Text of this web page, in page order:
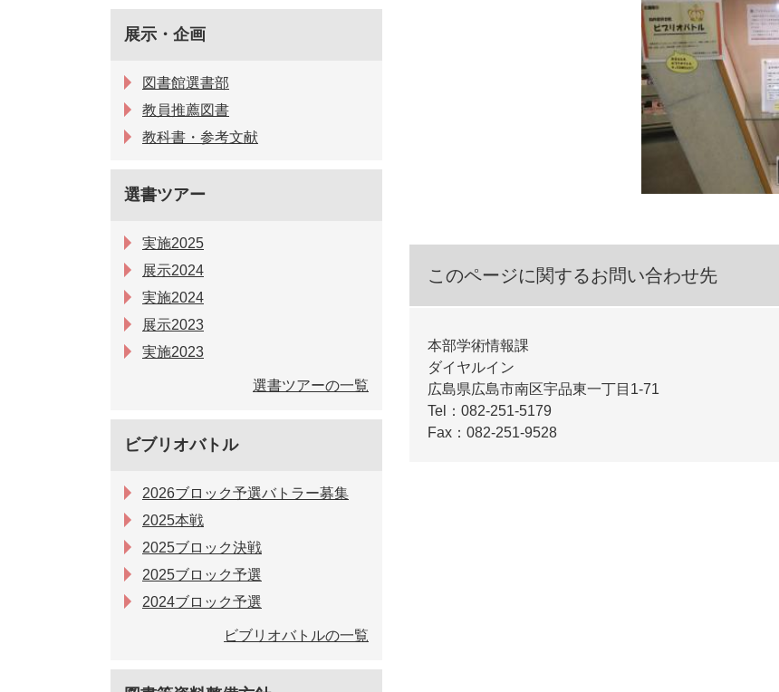
このページに関するお問い合わせ先
本部学術情報課
ダイヤルイン
広島県広島市南区宇品東一丁目1-71
Tel：082-251-5179
Fax：082-251-9528
展示・企画
図書館選書部
教員推薦図書
教科書・参考文献
選書ツアー
実施2025
展示2024
実施2024
展示2023
実施2023
選書ツアーの一覧
ビブリオバトル
2026ブロック予選バトラー募集
2025本戦
2025ブロック決戦
2025ブロック予選
2024ブロック予選
ビブリオバトルの一覧